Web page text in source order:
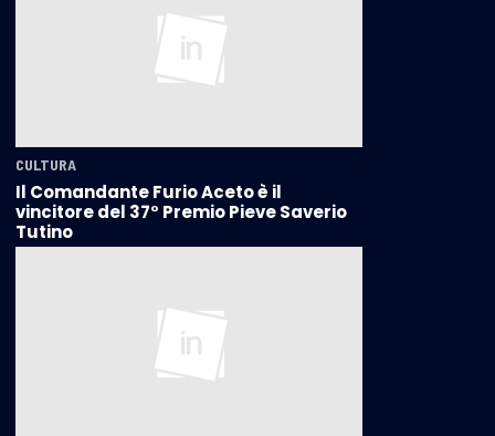
CULTURA
Il Comandante Furio Aceto è il
vincitore del 37° Premio Pieve Saverio
Tutino